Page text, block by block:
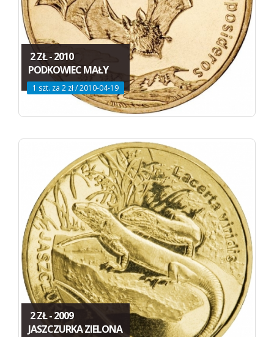
2 ZŁ - 2010
PODKOWIEC MAŁY
1 szt. za 2 zł / 2010-04-19
2 ZŁ - 2009
JASZCZURKA ZIELONA